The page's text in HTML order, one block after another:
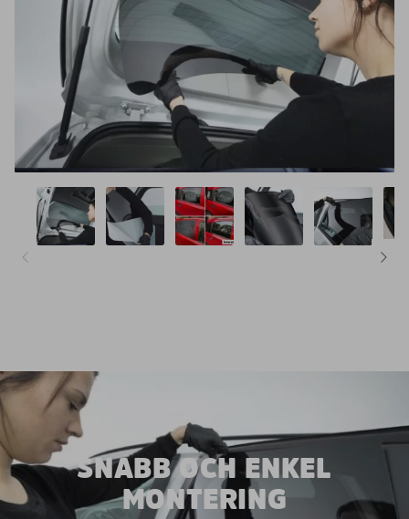
SNABB OCH ENKEL
MONTERING